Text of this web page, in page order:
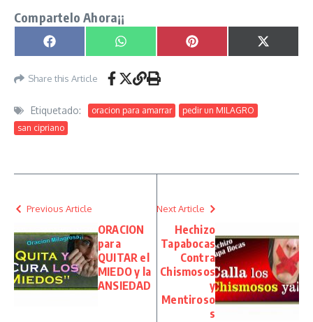
Compartelo Ahora¡¡
Compartir en
Facebook Compartir en
WhatsApp Compartir en
Pinterest
X
(Twitter)
Share this Article
Etiquetado: oracion para amarrar
pedir un MILAGRO
san cipriano
Previous Article
ORACION
para
QUITAR el
MIEDO y la
ANSIEDAD
Next Article
Hechizo
Tapabocas
Contra
Chismosos
y
Mentiroso
s